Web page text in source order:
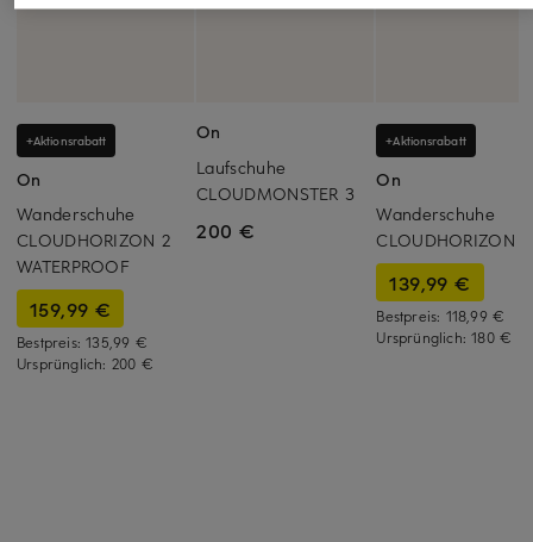
+Aktionsrabatt
On
Wanderschuhe
CLOUDHORIZON 2
WATERPROOF
159,99 €
Bestpreis:135,99 €
Ursprünglich: 200 €
On
Laufschuhe
CLOUDMONSTER 3
200 €
+Aktionsrabatt
On
Wanderschuhe
CLOUDHORIZON 2
139,99 €
Bestpreis: 118,99 €
Ursprünglich:180 €